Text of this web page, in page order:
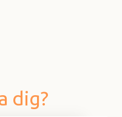
översättningar
dig?